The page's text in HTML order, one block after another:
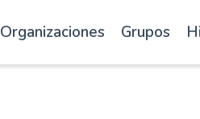
Organizaciones Grupos